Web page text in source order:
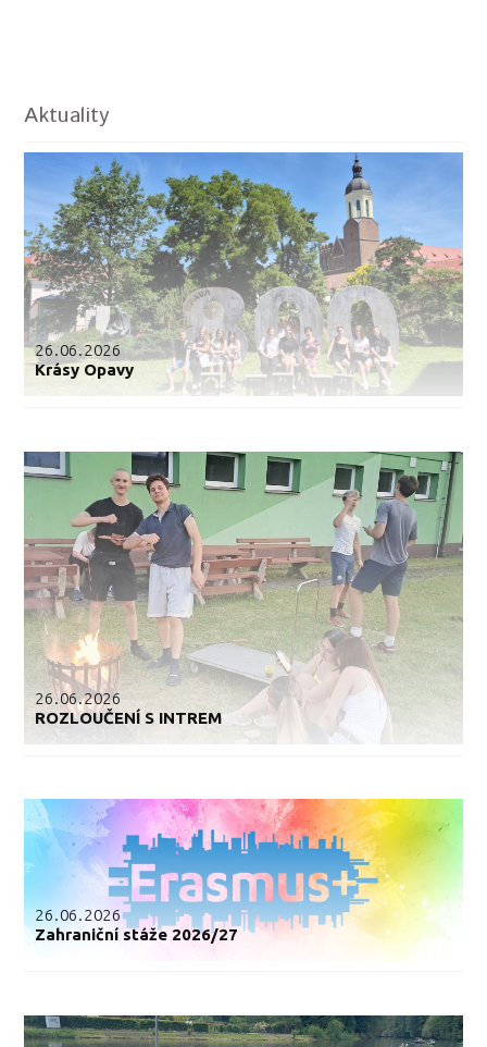
Aktuality
26.06.2026
Krásy Opavy
26.06.2026
ROZLOUČENÍ S INTREM
26.06.2026
Zahraniční stáže 2026/27